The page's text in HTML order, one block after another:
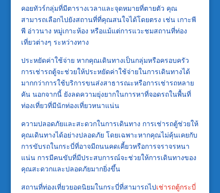
คอยทัวร์กลุ่มที่มีตารางเวลาและจุดหมายที่ตายตัว คุณ
สามารถเลือกไปยังสถานที่ที่คุณสนใจได้โดยตรง เช่น เกาะพี
พี อ่าวนาง หมู่เกาะห้อง หรือแม้แต่การแวะชมสถานที่ท่อง
เที่ยวต่างๆ ระหว่างทาง
ประหยัดค่าใช้จ่าย หากคุณเดินทางเป็นกลุ่มหรือครอบครัว
การเช่ารถตู้จะช่วยให้ประหยัดค่าใช้จ่ายในการเดินทางได้
มากกว่าการใช้บริการขนส่งสาธารณะหรือการเช่ารถหลาย
คัน นอกจากนี้ ยังลดความยุ่งยากในการหาที่จอดรถในพื้นที่
ท่องเที่ยวที่มีนักท่องเที่ยวหนาแน่น
ความปลอดภัยและสะดวกในการเดินทาง การเช่ารถตู้ช่วยให้
คุณเดินทางได้อย่างปลอดภัย โดยเฉพาะหากคุณไม่คุ้นเคยกับ
การขับรถในกระบี่ที่อาจมีถนนคดเคี้ยวหรือการจราจรหนา
แน่น การมีคนขับที่มีประสบการณ์จะช่วยให้การเดินทางของ
คุณสะดวกและปลอดภัยมากยิ่งขึ้น
สถานที่ท่องเที่ยวยอดนิยมในกระบี่ที่สามารถไปเช่ารถตู้กระบี่